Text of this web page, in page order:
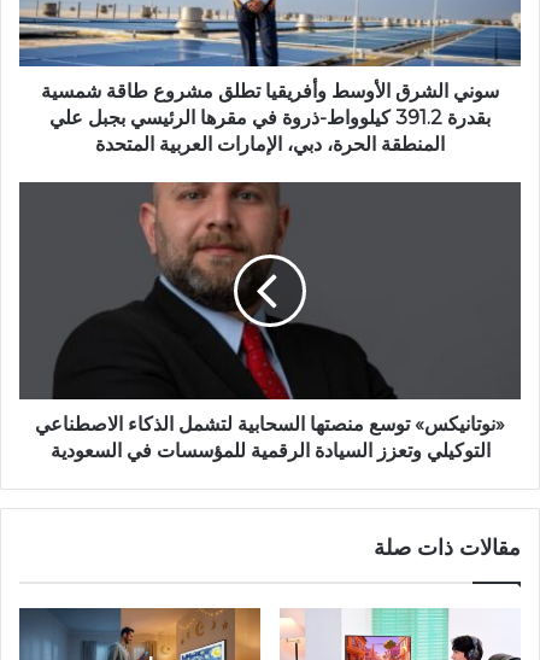
سوني الشرق الأوسط وأفريقيا تطلق مشروع طاقة شمسية
بقدرة 391.2 كيلوواط-ذروة في مقرها الرئيسي بجبل علي
المنطقة الحرة، دبي، الإمارات العربية المتحدة
«نوتانيكس» توسع منصتها السحابية لتشمل الذكاء الاصطناعي
التوكيلي وتعزز السيادة الرقمية للمؤسسات في السعودية
مقالات ذات صلة